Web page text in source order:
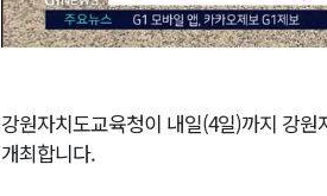
강원자치도교육청이 내일(4일)까지 강
개최합니다.